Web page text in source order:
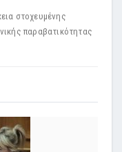
στοχευμένης
παραβατικότητας